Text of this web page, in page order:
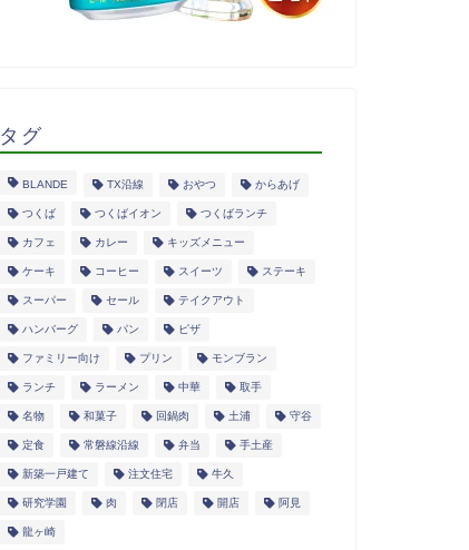
タグ
BLANDE TX沿線 おやつ からあげ
つくば つくばイオン つくばランチ
カフェ カレー キッズメニュー
ケーキ コーヒー スイーツ ステーキ
スーパー セール テイクアウト
ハンバーグ パン ピザ
ファミリー向け プリン モンブラン
ランチ ラーメン 中華 取手
名物 和菓子 回鍋肉 土浦 守谷
定食 常磐線沿線 弁当 手土産
新築一戸建て 注文住宅 牛久
研究学園 肉 閉店 開店 阿見
龍ヶ崎